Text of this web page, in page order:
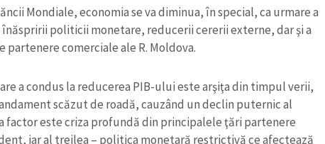
Mondiale, economia se va diminua, în special, ca urmare a
politicii monetare, reducerii cererii externe, dar şi a
partenere comerciale ale R. Moldova.
a condus la reducerea PIB-ului este arşiţa din timpul verii,
scăzut de roadă, cauzând un declin puternic al
factor este criza profundă din principalele ţări partenere
iar al treilea – politica monetară restrictivă ce afectează